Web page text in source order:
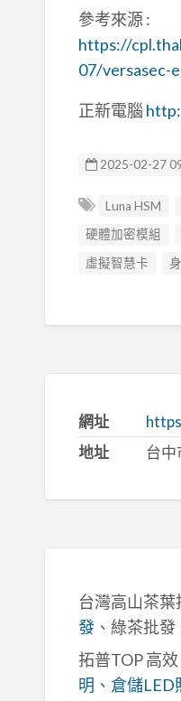
參考來源 :
https://
07/versasec-
正新電腦
2025-02-27
Luna HSM
硬體加密模組
虛擬智慧卡
網址
地址
台
台灣高山茶葉
發、綠茶批發
拓普TOP 高
明 、 倉儲LED